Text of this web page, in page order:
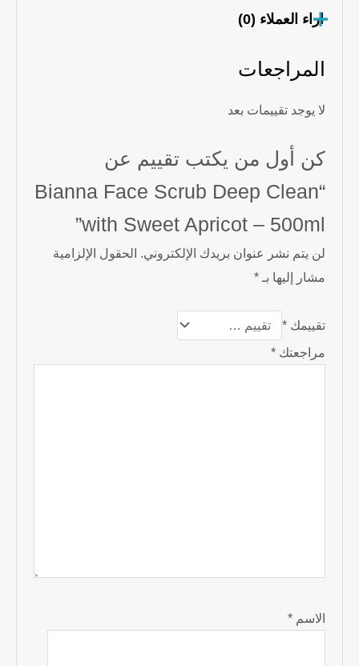
اراء العملاء (0)
المراجعات
لا يوجد تقييمات بعد
كن أول من يكتب تقييم عن
“Bianna Face Scrub Deep Clean
with Sweet Apricot – 500ml”
لن يتم نشر عنوان بريدك الإلكتروني. الحقول الإلزامية
مشار إليها بـ*
تقييمك*
مراجعتك*
الاسم*